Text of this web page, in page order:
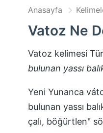
Anasayfa
Vatoz Ne
Vatoz kelimesi
bulunan yassı
Yeni Yunanca
bulunan yassı
çalı, böğürtlen"